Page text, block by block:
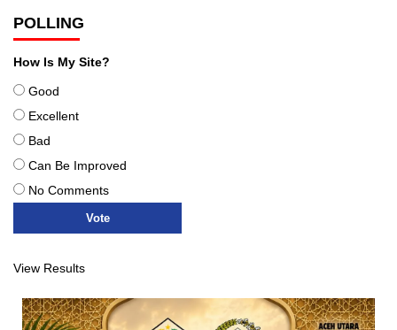
POLLING
How Is My Site?
Good
Excellent
Bad
Can Be Improved
No Comments
View Results